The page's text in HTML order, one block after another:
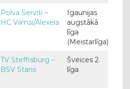
Polva Serviti –
HC Viimsi/Alexela
Igaunijas
augstākā
līga
(Meistarlīga)
TV Steffisburg –
BSV Stans
Šveices 2.
līga